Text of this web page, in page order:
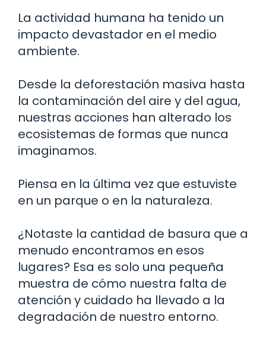
La actividad humana ha tenido un
impacto devastador en el medio
ambiente.
Desde la deforestación masiva hasta
la contaminación del aire y del agua,
nuestras acciones han alterado los
ecosistemas de formas que nunca
imaginamos.
Piensa en la última vez que estuviste
en un parque o en la naturaleza.
¿Notaste la cantidad de basura que a
menudo encontramos en esos
lugares? Esa es solo una pequeña
muestra de cómo nuestra falta de
atención y cuidado ha llevado a la
degradación de nuestro entorno.